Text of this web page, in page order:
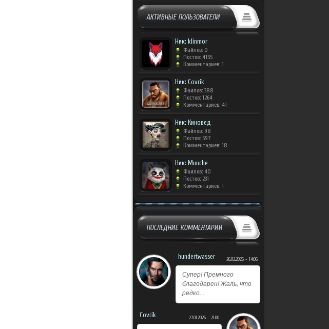
АКТИВНЫЕ ПОЛЬЗОВАТЕЛИ
Ник: klinmor
Файлов: 0
Постов: 4155
Комментариев: 1
Ник: Covrik
Файлов: 388
Постов: 1264
Комментариев: 41
Ник: Киновед
Файлов: 98
Постов: 597
Комментариев: 18
Ник: Munche
Файлов: 40
Постов: 231
Комментариев: 1
ПОСЛЕДНИЕ КОММЕНТАРИИ
hundertwasser 26.02.2026 - 14:06
Супер! Премного
благодарен! Жаль, что
редко...
Covrik 27.01.2026 - 21:00